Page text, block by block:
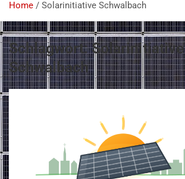
Home Solarinitiative Schwalbach
Schlagwort:Solarinitiative
Schwalbach